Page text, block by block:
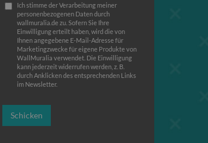
Ich stimme der Verarbeitung meiner
personenbezogenen Daten durch
wallmuralia.de zu. Sofern Sie Ihre
Einwilligung erteilt haben, wird die von
Ihnen angegebene E-Mail-Adresse für
Marketingzwecke für eigene Produkte von
WallMuralia verwendet. Die Einwilligung
kann jederzeit widerrufen werden, z. B.
durch Anklicken des entsprechenden Links
im Newsletter.
Schicken